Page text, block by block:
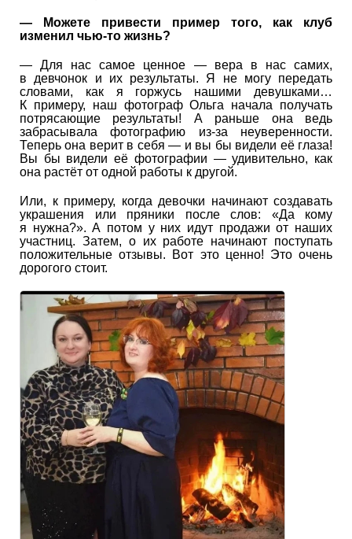
— Можете привести пример того, как клуб
изменил чью-то жизнь?
— Для нас самое ценное — вера в нас самих,
в девчонок и их результаты. Я не могу передать
словами, как я горжусь нашими девушками…
К примеру, наш фотограф Ольга начала получать
потрясающие результаты! А раньше она ведь
забрасывала фотографию из-за неуверенности.
Теперь она верит в себя — и вы бы видели её глаза!
Вы бы видели её фотографии — удивительно, как
она растёт от одной работы к другой.
Или, к примеру, когда девочки начинают создавать
украшения или пряники после слов: «Да кому
я нужна?». А потом у них идут продажи от наших
участниц. Затем, о их работе начинают поступать
положительные отзывы. Вот это ценно! Это очень
дорогого стоит.